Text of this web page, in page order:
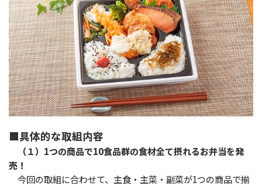
■具体的な取組内容
（１）1つの商品で10食品群の食材全て摂れるお弁当を発
売！
今回の取組に合わせて、主食・主菜・副菜が1つの商品で揃